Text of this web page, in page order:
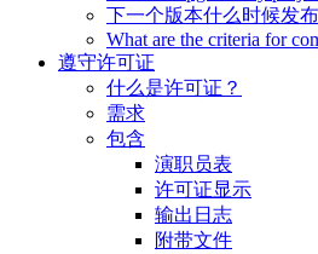
下一个版本什么时候发
What are the criteria for
遵守许可证
什么是许可证？
需求
包含
演职员表
许可证显示
输出日志
附带文件